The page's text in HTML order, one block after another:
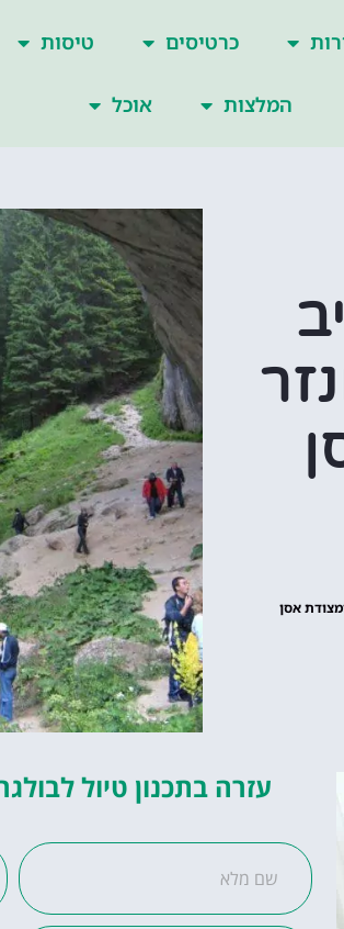
כרטיסים טיסות
המלצות אוכל
אסן
עזרה בתכנון טיול